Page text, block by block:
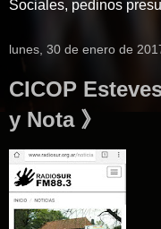
Sociales, pedinos
lunes, 30 de enero de
CICOP
y Nota 》